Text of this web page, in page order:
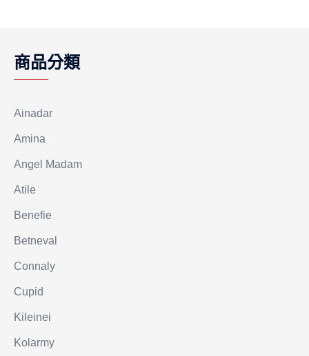
商品分類
Ainadar
Amina
Angel Madam
Atile
Benefie
Betneval
Connaly
Cupid
Kileinei
Kolarmy